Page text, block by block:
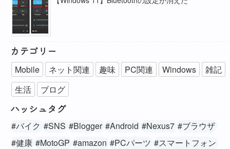
カテゴリー
Mobile ネット関連 趣味 PC関連 Windows
雑記
生活
ブログ
ハッシュタグ
#バイク #SNS #Blogger #Android #Nexus7 #ブラウザ
#健康 #MotoGP #amazon #PCパーツ #スマートフォン